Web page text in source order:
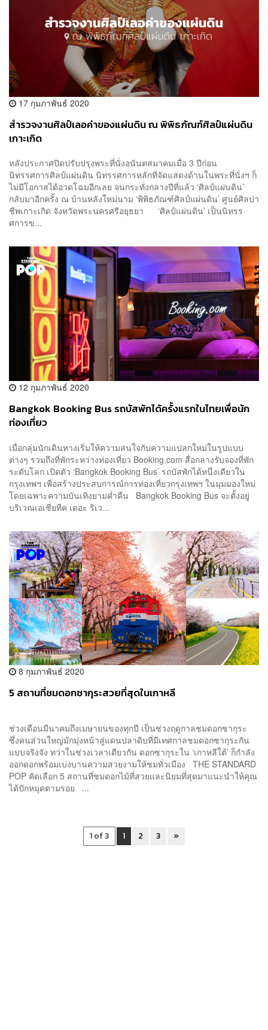
17 กุมภาพันธ์ 2020
สำรวจงานศิลป์เลอค่าของแผ่นดิน ณ พิพิธภัณฑ์ศิลป์แผ่นดิน
เกาะเกิด
หลังประกาศปิดปรับปรุงพระที่นั่งอนันตสมาคมเมื่อ 3 ปีก่อน
นิทรรศการศิลป์แผ่นดิน นิทรรศการหลักที่จัดแสดงด้านในพระที่นั่งฯ ก็
ไม่มีโอกาสได้อวดโฉมอีกเลย จนกระทั่งกลางปีที่แล้ว ‘ศิลป์แผ่นดิน’
กลับมาอีกครั้ง ณ บ้านหลังใหม่นาม ‘พิพิธภัณฑ์ศิลป์แผ่นดิน’ ศูนย์ศิลปา
ชีพเกาะเกิด จังหวัดพระนครศรีอยุธยา ‘ศิลป์แผ่นดิน’ เป็นนิทรร
ศการข...
12 กุมภาพันธ์ 2020
Bangkok Booking Bus รถบัสพักได้ครั้งแรกในไทยเพื่อนัก
ท่องเที่ยว
เมื่อกลุ่มนักเดินทางเริ่มให้ความสนใจกับความแปลกใหม่ในรูปแบบ
ต่างๆ รวมถึงที่พักระหว่างท่องเที่ยว Booking.com สื่อกลางรับจองที่พัก
ระดับโลก เปิดตัว ‘Bangkok Booking Bus’ รถบัสพักได้หนึ่งเดียวใน
กรุงเทพฯ เพื่อสร้างประสบการณ์การท่องเที่ยวกรุงเทพฯ ในมุมมองใหม่
โดยเฉพาะความบันเทิงยามค่ำคืน Bangkok Booking Bus จะตั้งอยู่
บริเวณเอเชียทีค เดอะ ริเว...
8 กุมภาพันธ์ 2020
5 สถานที่ชมดอกซากุระสวยที่สุดในเกาหลี
ช่วงเดือนมีนาคมถึงเมษายนของทุกปี เป็นช่วงฤดูกาลชมดอกซากุระ
ซึ่งคนส่วนใหญ่มักมุ่งหน้าสู่แดนปลาดิบที่มีเทศกาลชมดอกซากุระกัน
แบบจริงจัง ทว่าในช่วงเวลาเดียวกัน ดอกซากุระใน ‘เกาหลีใต้’ ก็กำลัง
ออกดอกพร้อมเบ่งบานความสวยงามให้ชมทั่วเมือง THE STANDARD
POP คัดเลือก 5 สถานที่ชมดอกไม้ที่สวยและนิยมที่สุดมาแนะนำให้คุณ
ได้ปักหมุดตามรอย ...
1 of 3 1 2 3 »